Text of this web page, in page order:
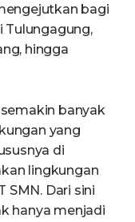
bagi
Tulungagung,
hingga
banyak
yang
di
lingkungan
SMN. Dari sini
hanya menjadi